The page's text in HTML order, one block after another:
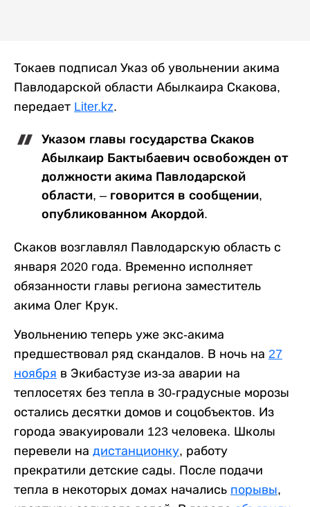
Токаев подписал Указ об увольнении акима
Павлодарской области Абылкаира Скакова,
передает Liter.kz.
Указом главы государства Скаков
Абылкаир Бактыбаевич освобожден от
должности акима Павлодарской
области, – говорится в сообщении,
опубликованном Акордой.
Скаков возглавлял Павлодарскую область с
января 2020 года. Временно исполняет
обязанности главы региона заместитель
акима Олег Крук.
Увольнению теперь уже экс-акима
предшествовал ряд скандалов. В ночь на 27
ноября в Экибастузе из-за аварии на
теплосетях без тепла в 30-градусные морозы
остались десятки домов и соцобъектов. Из
города эвакуировали 123 человека. Школы
перевели на дистанционку, работу
прекратили детские сады. После подачи
тепла в некоторых домах начались порывы,